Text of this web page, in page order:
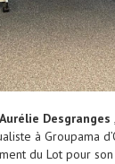
Aurélie Desgranges
à Groupama
du Lot pour